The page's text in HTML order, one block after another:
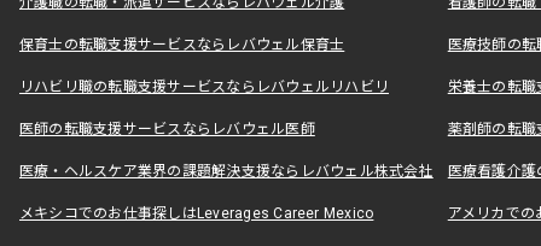
保育士の転職支援サービスならレバウェル保育士 医療技師の
リハビリ職の転職支援サービスならレバウェルリハビリ 栄養士の転
医師の転職支援サービスならレバウェル医師 薬剤師の転
医療・ヘルスケア業界の課題解決支援ならレバウェル株式会社 医療看護介
メキシコでのお仕事探しはLeverages Career Mexico アメリカで